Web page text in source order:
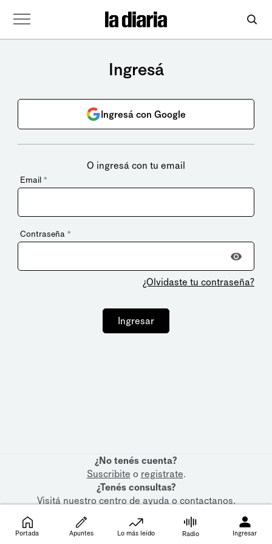
Ingresá
Ingresá con Google
O ingresá con tu email
Email *
Contraseña *
¿Olvidaste tu contraseña?
Ingresar
¿No tenés cuenta?
Suscribite o registrate.
¿Tenés consultas?
Visitá nuestrocentro de ayudaocontactanos.
Portada Apuntes Lo más leído Radio Ingresar